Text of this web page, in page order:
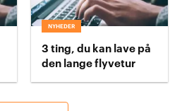
NYHEDER
3 ting, du kan lave på
den lange flyvetur